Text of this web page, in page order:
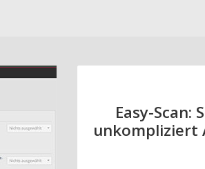
Easy-Scan:
unkompliziert